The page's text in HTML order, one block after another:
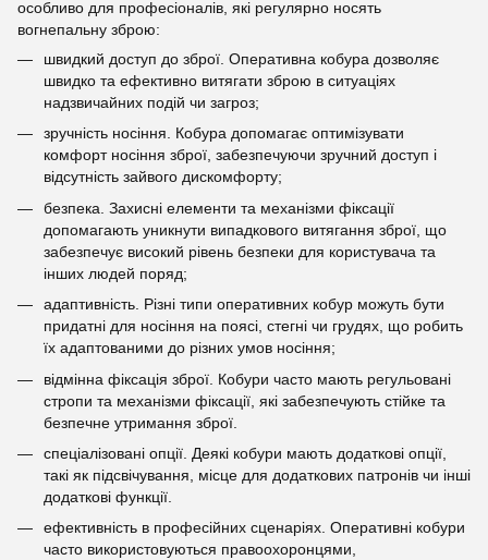
особливо для професіоналів, які регулярно носять
вогнепальну зброю:
швидкий доступ до зброї. Оперативна кобура дозволяє
швидко та ефективно витягати зброю в ситуаціях
надзвичайних подій чи загроз;
зручність носіння. Кобура допомагає оптимізувати
комфорт носіння зброї, забезпечуючи зручний доступ і
відсутність зайвого дискомфорту;
безпека. Захисні елементи та механізми фіксації
допомагають уникнути випадкового витягання зброї, що
забезпечує високий рівень безпеки для користувача та
інших людей поряд;
адаптивність. Різні типи оперативних кобур можуть бути
придатні для носіння на поясі, стегні чи грудях, що робить
їх адаптованими до різних умов носіння;
відмінна фіксація зброї. Кобури часто мають регульовані
стропи та механізми фіксації, які забезпечують стійке та
безпечне утримання зброї.
спеціалізовані опції. Деякі кобури мають додаткові опції,
такі як підсвічування, місце для додаткових патронів чи інші
додаткові функції.
ефективність в професійних сценаріях. Оперативні кобури
часто використовуються правоохоронцями,